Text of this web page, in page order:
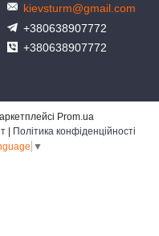
kievsturm@gmail.com
+380638907772
+380638907772
Prom.ua
| Політика конфіденційності
▼